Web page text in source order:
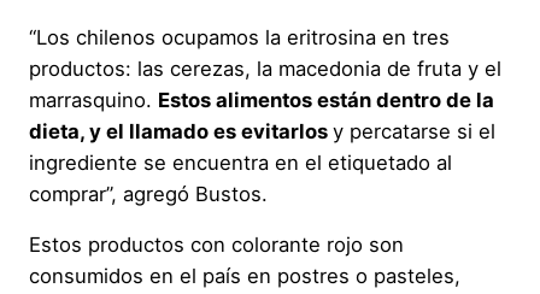
“Los chilenos ocupamos la eritrosina en tres
productos: las cerezas, la macedonia de fruta y el
marrasquino. Estos alimentos están dentro de la
dieta, y el llamado es evitarlos y percatarse si el
ingrediente se encuentra en el etiquetado al
comprar”, agregó Bustos.
Estos productos con colorante rojo son
consumidos en el país en postres o pasteles,